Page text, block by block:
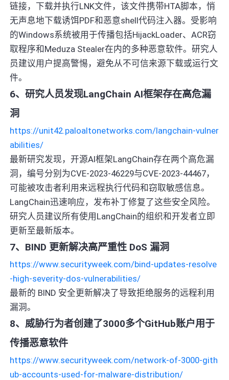
链接，下载并执行LNK文件，该文件携带HTA脚本，悄
无声息地下载诱饵PDF和恶意shell代码注入器。受影响
的Windows系统被用于传播包括HijackLoader、ACR窃
取程序和Meduza Stealer在内的多种恶意软件。研究人
员建议用户提高警惕，避免从不可信来源下载或运行文
件。
6、研究人员发现LangChain AI框架存在高危漏
洞
https://unit42.paloaltonetworks.com/langchain-vulner
abilities/
最新研究发现，开源AI框架LangChain存在两个高危漏
洞，编号分别为CVE-2023-46229与CVE-2023-44467，
可能被攻击者利用来远程执行代码和窃取敏感信息。
LangChain迅速响应，发布补丁修复了这些安全风险。
研究人员建议所有使用LangChain的组织和开发者立即
更新至最新版本。
7、BIND 更新解决高严重性 DoS 漏洞
https://www.securityweek.com/bind-updates-resolve
-high-severity-dos-vulnerabilities/
最新的 BIND 安全更新解决了导致拒绝服务的远程利用
漏洞。
8、威胁行为者创建了3000多个GitHub账户用于
传播恶意软件
https://www.securityweek.com/network-of-3000-gith
ub-accounts-used-for-malware-distribution/